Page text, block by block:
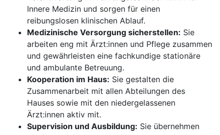
Innere Medizin und sorgen für einen
reibungslosen klinischen Ablauf.
Medizinische Versorgung sicherstellen: Sie
arbeiten eng mit Ärzt:innen und Pflege zusammen
und gewährleisten eine fachkundige stationäre
und ambulante Betreuung.
Kooperation im Haus: Sie gestalten die
Zusammenarbeit mit allen Abteilungen des
Hauses sowie mit den niedergelassenen
Ärzt:innen aktiv mit.
Supervision und Ausbildung: Sie übernehmen